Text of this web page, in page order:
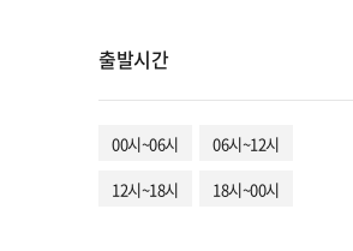
출발시간
00시~06시
06시~12시
12시~18시
18시~00시